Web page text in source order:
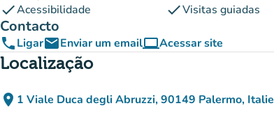
checkAcessibilidade checkVisitas guiadas
Contacto
phoneLigaremailEnviar um emailcomputerAcessar site
(novo separador)
Localização
place 1 Viale Duca degli Abruzzi, 90149 Palermo, Italie
(abrir no Google Maps)
(novo separador)